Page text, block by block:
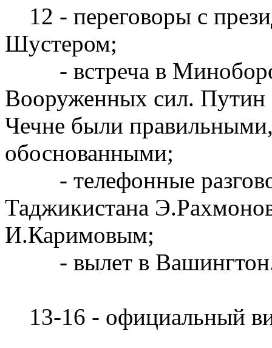
12 - переговоры с
Шустером;
- встреча в
Вооруженных сил. Путин
Чечне были
обоснованными;
- телефонные
Таджикистана
И.Каримовым;
- вылет в
13-16 - официальный